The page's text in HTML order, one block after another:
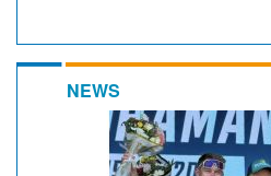
NEWS